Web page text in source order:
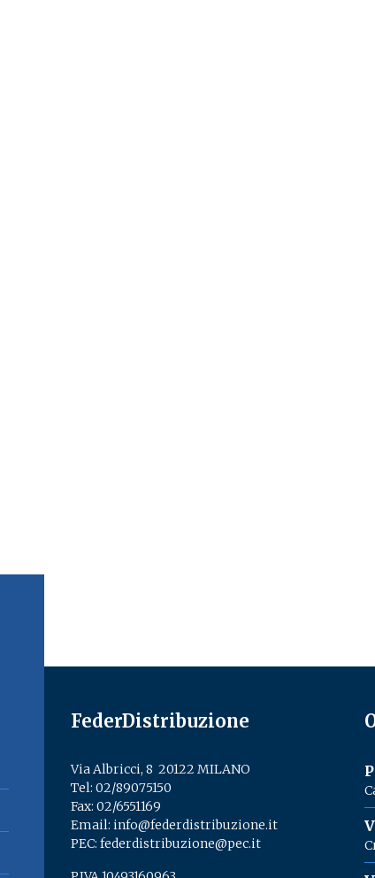
FederDistribuzione
Via Albricci, 8 ­ 20122 MILANO
Tel: 02/89075150
Fax: 02/6551169
Email: info@federdistribuzione.it
PEC: federdistribuzione@pec.it